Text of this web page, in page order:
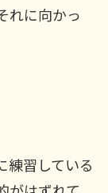
れに向かっ
練習している